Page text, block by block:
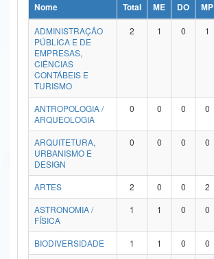
Ministério da Ciência, Tecnologia, Inovações e
Ministério do Meio Ambiente
Ministério do Turismo
Ministério do Desenvolvimento Regional
Controladoria-Geral da União
Ministério da Mulher, da Família e dos Direitos Humanos
Secretaria de Governo
Nome Total ME DO MP
ADMINISTRAÇÃO
PÚBLICA E DE
EMPRESAS,
CIÊNCIAS
CONTÁBEIS E
TURISMO
2 1 0 1
ANTROPOLOGIA /
ARQUEOLOGIA
0 0 0 0
ARQUITETURA,
URBANISMO E
DESIGN
0 0 0 0
ARTES 2 0 0 2
ASTRONOMIA /
FÍSICA
1 1 0 0
BIODIVERSIDADE 1 1 0 0